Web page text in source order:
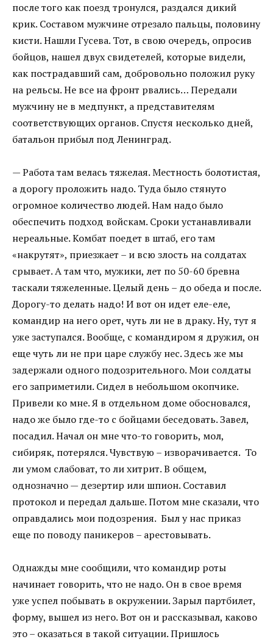
после того как поезд тронулся, раздался дикий
крик. Составом мужчине отрезало пальцы, половину
кисти. Нашли Гусева. Тот, в свою очередь, опросив
бойцов, нашел двух свидетелей, которые видели,
как пострадавший сам, добровольно положил руку
на рельсы. Не все на фронт рвались… Передали
мужчину не в медпункт, а представителям
соответствующих органов. Спустя несколько дней,
батальон прибыл под Ленинград.
— Работа там велась тяжелая. Местность болотистая,
а дорогу проложить надо. Туда было стянуто
огромное количество людей. Нам надо было
обеспечить подход войскам. Сроки устанавливали
нереальные. Комбат поедет в штаб, его там
«накрутят», приезжает – и всю злость на солдатах
срывает. А там что, мужики, лет по 50-60 бревна
таскали тяжеленные. Целый день – до обеда и после.
Дорогу-то делать надо! И вот он идет еле-еле,
командир на него орет, чуть ли не в драку. Ну, тут я
уже заступался. Вообще, с командиром я дружил, он
еще чуть ли не при царе службу нес. Здесь же мы
задержали одного подозрительного. Мои солдаты
его заприметили. Сидел в небольшом окопчике.
Привели ко мне. Я в отдельном доме обосновался,
надо же было где-то с бойцами беседовать. Завел,
посадил. Начал он мне что-то говорить, мол,
сибиряк, потерялся. Чувствую – изворачивается. То
ли умом слабоват, то ли хитрит. В общем,
однозначно — дезертир или шпион. Составил
протокол и передал дальше. Потом мне сказали, что
оправдались мои подозрения. Был у нас приказ
еще по поводу паникеров – арестовывать.
Однажды мне сообщили, что командир роты
начинает говорить, что не надо. Он в свое время
уже успел побывать в окружении. Зарыл партбилет,
форму, вышел из него. Вот он и рассказывал, каково
это – оказаться в такой ситуации. Пришлось